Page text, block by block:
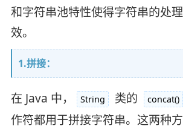
和字符串池特性使得字符串的处
效。
1.拼接：
在 Java 中， String 类的 concat()
作符都用于拼接字符串。这两种